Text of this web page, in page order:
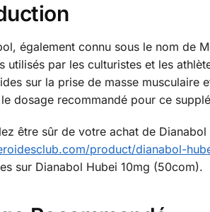
également connu sous le nom de
utilisés par les culturistes et les
sur la prise de masse musculaire
dosage recommandé pour ce
être sûr de votre achat de
product/dianabol-
sur Dianabol Hubei 10mg (50com).